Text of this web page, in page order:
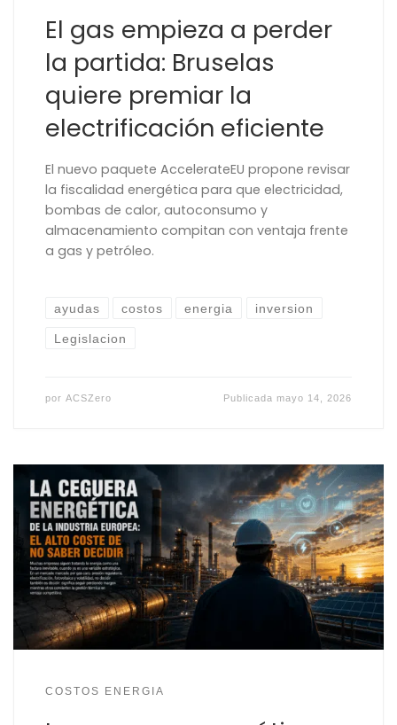
El gas empieza a perder
la partida: Bruselas
quiere premiar la
electrificación eficiente
El nuevo paquete AccelerateEU propone revisar
la fiscalidad energética para que electricidad,
bombas de calor, autoconsumo y
almacenamiento compitan con ventaja frente
a gas y petróleo.
ayudas costos energia inversion
Legislacion
por ACSZero Publicada mayo 14, 2026
COSTOS ENERGIA